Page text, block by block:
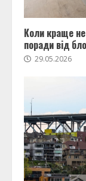
Коли краще
поради від
29.05.2026